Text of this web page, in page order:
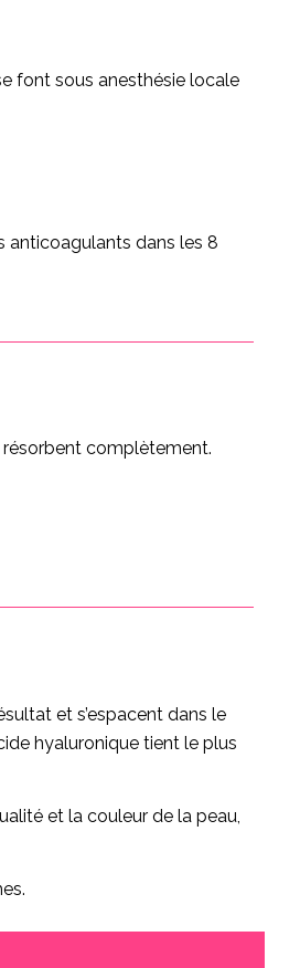
font sous anesthésie locale
anticoagulants dans les 8
résorbent complètement.
et s’espacent dans le
hyaluronique tient le plus
et la couleur de la peau,